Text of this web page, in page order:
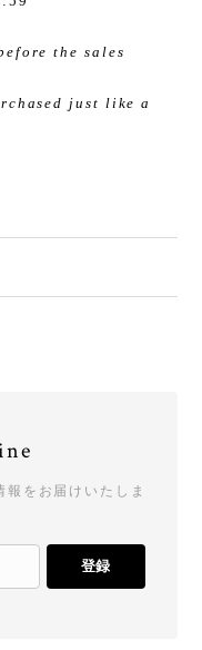
the sales
just like a
をお届けいたしま
登録